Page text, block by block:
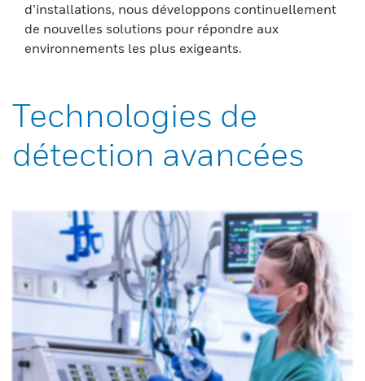
d’installations, nous développons continuellement
de nouvelles solutions pour répondre aux
environnements les plus exigeants.
Technologies de
détection avancées